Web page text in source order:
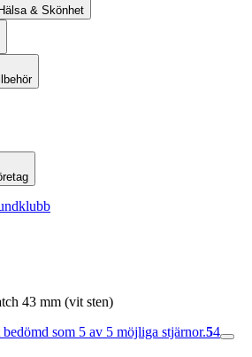
& Skönhet
43 mm (vit sten)
som 5 av 5 möjliga stjärnor.54